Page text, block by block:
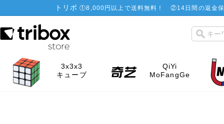
トリボ ①8,000円以上で送料無料！ ②14日間の返金
3x3x3
キューブ
QiYi
MoFangGe